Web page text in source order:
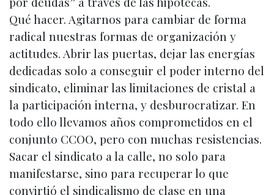
Qué hacer. Agitarnos para cambiar de forma
radical nuestras formas de organización y
actitudes. Abrir las puertas, dejar las energías
dedicadas solo a conseguir el poder interno del
sindicato, eliminar las limitaciones de cristal a
la participación interna, y desburocratizar. En
todo ello llevamos años comprometidos en el
conjunto CCOO, pero con muchas resistencias.
Sacar el sindicato a la calle, no solo para
manifestarse, sino para recuperar lo que
convirtió el sindicalismo de clase en una